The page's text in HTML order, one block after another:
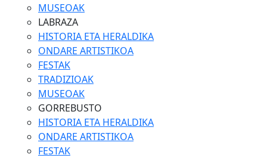
MUSEOAK
LABRAZA
HISTORIA ETA HERALDIKA
ONDARE ARTISTIKOA
FESTAK
TRADIZIOAK
MUSEOAK
GORREBUSTO
HISTORIA ETA HERALDIKA
ONDARE ARTISTIKOA
FESTAK